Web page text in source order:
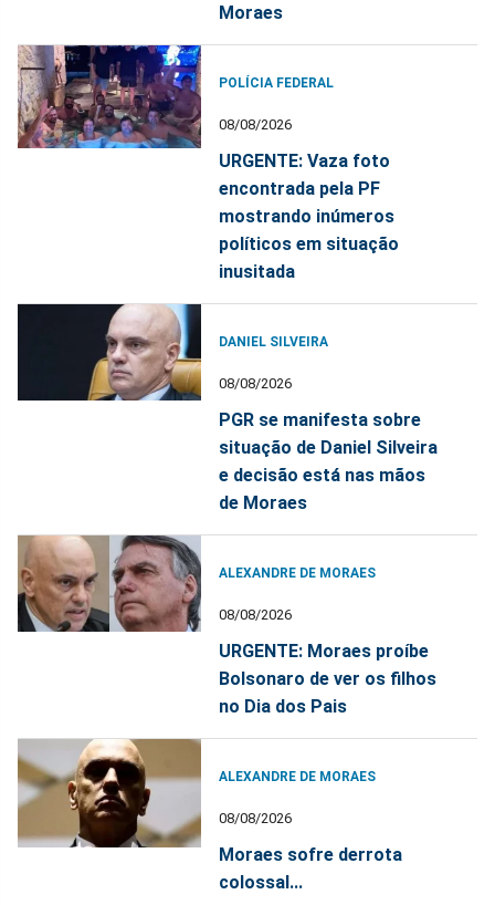
Moraes
POLÍCIA FEDERAL
08/08/2026
URGENTE: Vaza foto
encontrada pela PF
mostrando inúmeros
políticos em situação
inusitada
DANIEL SILVEIRA
08/08/2026
PGR se manifesta sobre
situação de Daniel Silveira
e decisão está nas mãos
de Moraes
ALEXANDRE DE MORAES
08/08/2026
URGENTE: Moraes proíbe
Bolsonaro de ver os filhos
no Dia dos Pais
ALEXANDRE DE MORAES
08/08/2026
Moraes sofre derrota
colossal...